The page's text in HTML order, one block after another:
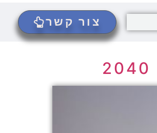
צור קשר